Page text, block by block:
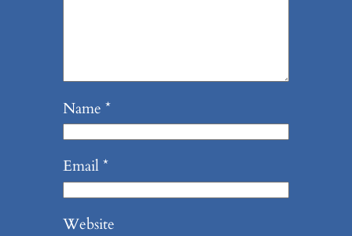
Name *
Email*
Website